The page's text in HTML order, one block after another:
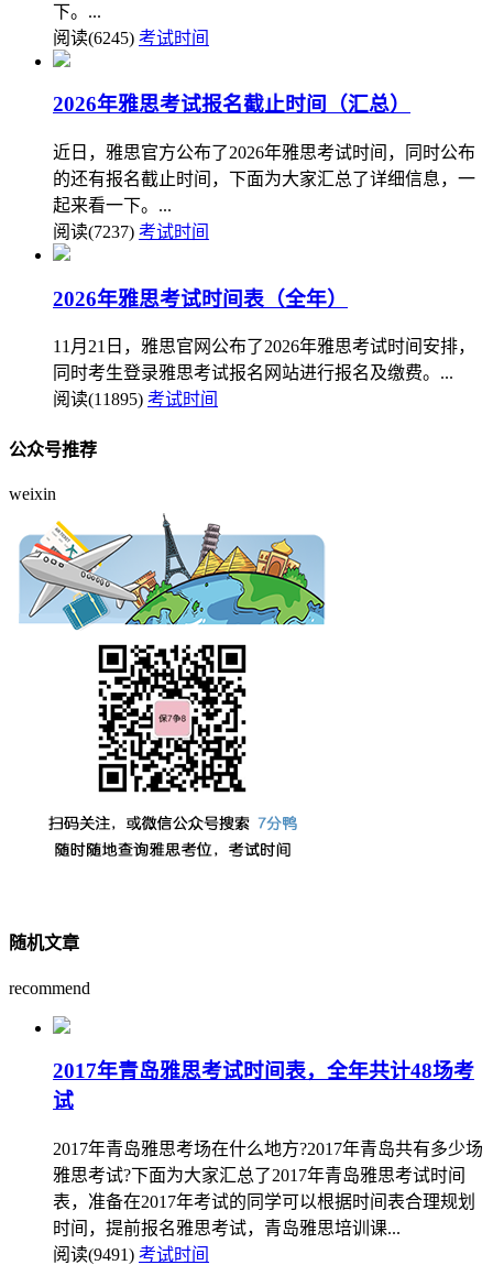
下。...
阅读(6245) 考试时间
2026年雅思考试报名截止时间（汇总）
近日，雅思官方公布了2026年雅思考试时间，同时公布
的还有报名截止时间，下面为大家汇总了详细信息，一
起来看一下。...
阅读(7237) 考试时间
2026年雅思考试时间表（全年）
11月21日，雅思官网公布了2026年雅思考试时间安排，
同时考生登录雅思考试报名网站进行报名及缴费。...
阅读(11895) 考试时间
公众号推荐
weixin
随机文章
recommend
2017年青岛雅思考试时间表，全年共计48场考
试
2017年青岛雅思考场在什么地方?2017年青岛共有多少场
雅思考试?下面为大家汇总了2017年青岛雅思考试时间
表，准备在2017年考试的同学可以根据时间表合理规划
时间，提前报名雅思考试，青岛雅思培训课...
阅读(9491) 考试时间